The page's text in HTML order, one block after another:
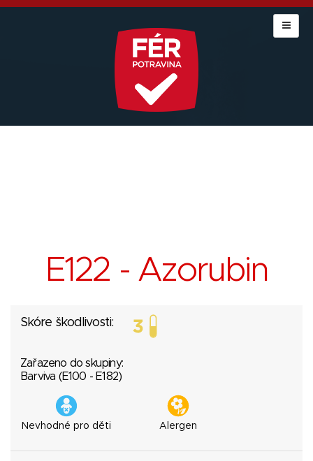
E122 - Azorubin
Skóre škodlivosti:
Zařazeno do skupiny:
Barviva (E100 - E182)
Nevhodné pro děti Alergen